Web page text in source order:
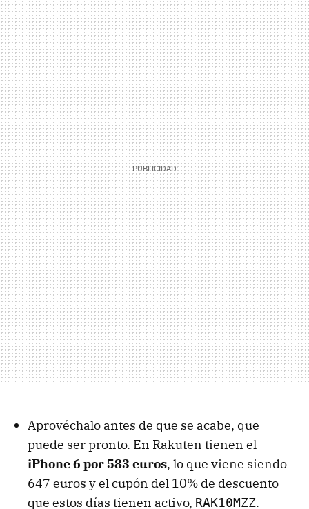
Aprovéchalo antes de que se acabe, que
puede ser pronto. En Rakuten tienen el
iPhone 6 por 583 euros, lo que viene siendo
647 euros y el cupón del 10% de descuento
que estos días tienen activo, RAK10MZZ.